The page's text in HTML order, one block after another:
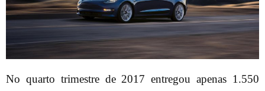
No quarto trimestre de 2017 entregou apenas 1.550